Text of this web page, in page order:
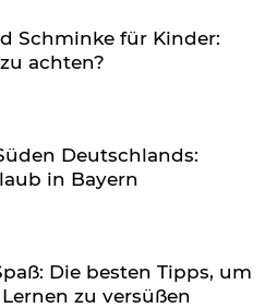
Schminke für Kinder:
achten?
Deutschlands:
in Bayern
Die besten Tipps, um
zu versüßen